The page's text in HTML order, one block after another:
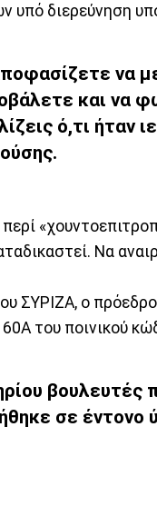
υπό διερεύνηση
να
και να
ό,τι ήταν
Να
ΣΥΡΙΖΑ, ο
του ποινικού
βουλευτές
σε έντονο